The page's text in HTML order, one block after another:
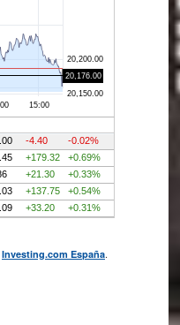
Investing.com España.